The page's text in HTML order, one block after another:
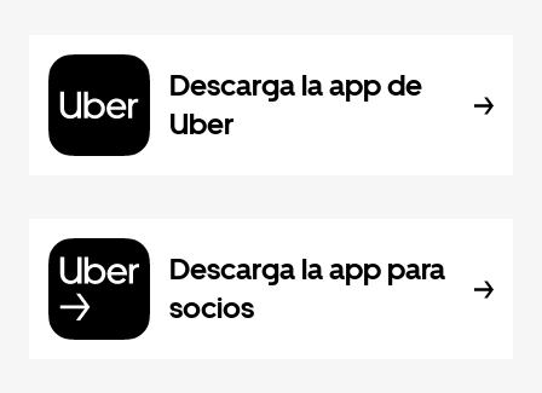
Descarga la app de
Uber
Descarga la app para
socios